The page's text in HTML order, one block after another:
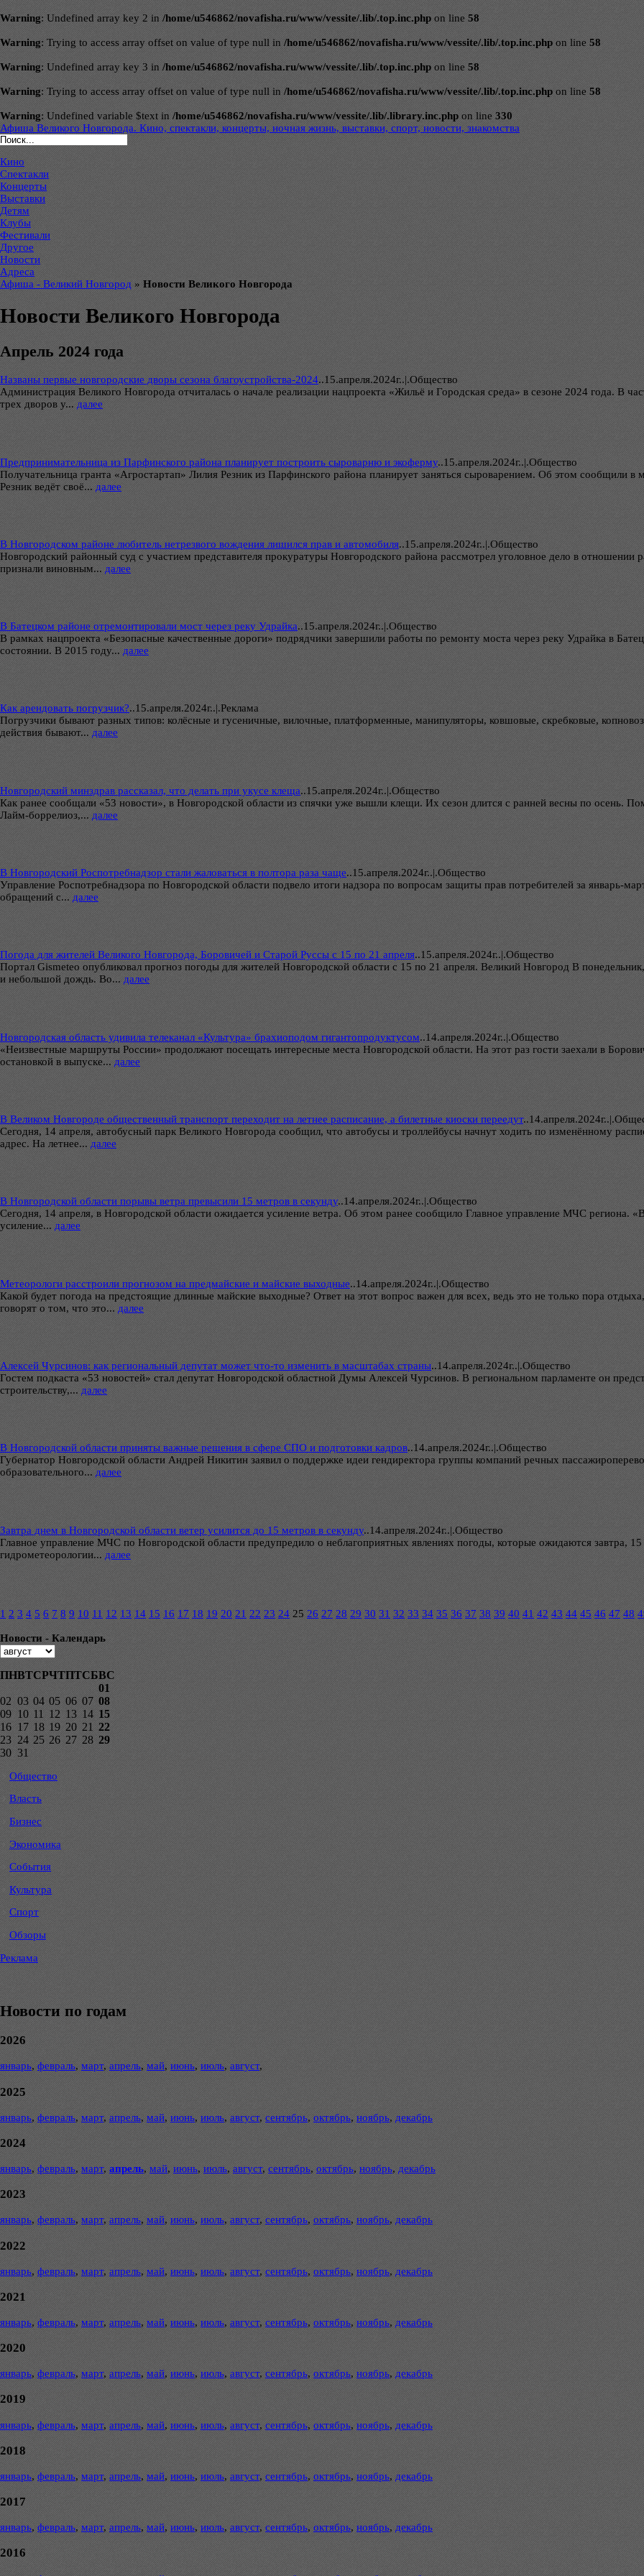
Warning: Undefined array key 2 in /home/u546862/novafisha.ru/www/vessite/.lib/.top.inc.php on line 58
Warning: Trying to access array offset on value of type null in /home/u546862/novafisha.ru/www/vessite/.lib/.top.inc.php on line 58
Warning: Undefined array key 3 in /home/u546862/novafisha.ru/www/vessite/.lib/.top.inc.php on line 58
Warning: Trying to access array offset on value of type null in /home/u546862/novafisha.ru/www/vessite/.lib/.top.inc.php on line 58
Warning: Undefined variable $text in /home/u546862/novafisha.ru/www/vessite/.lib/.library.inc.php on line 330
Афиша Великого Новгорода. Кино, спектакли, концерты, ночная жизнь, выставки, спорт, новости, знакомства
Кино
Спектакли
Концерты
Выставки
Детям
Клубы
Фестивали
Другое
Новости
Адреса
Афиша - Великий Новгород » Новости Великого Новгорода
Новости Великого Новгорода
Апрель 2024 года
Названы первые новгородские дворы сезона благоустройства-2024..15.апреля.2024г..|.Общество
Администрация Великого Новгорода отчиталась о начале реализации нацпроекта «Жильё и Городская среда» в сезоне 2024 года. В
трех дворов у... далее
Предпринимательница из Парфинского района планирует построить сыроварню и экоферму..15.апреля.2024г..|.Общество
Получательница гранта «Агростартап» Лилия Резник из Парфинского района планирует заняться сыроварением. Об этом сообщили в
Резник ведёт своё... далее
В Новгородском районе любитель нетрезвого вождения лишился прав и автомобиля..15.апреля.2024г..|.Общество
Новгородский районный суд с участием представителя прокуратуры Новгородского района рассмотрел уголовное дело в
признали виновным... далее
В Батецком районе отремонтировали мост через реку Удрайка..15.апреля.2024г..|.Общество
В рамках нацпроекта «Безопасные качественные дороги» подрядчики завершили работы по ремонту моста через реку Удрайка в
состоянии. В 2015 году... далее
Как арендовать погрузчик?..15.апреля.2024г..|.Реклама
Погрузчики бывают разных типов: колёсные и гусеничные, вилочные, платформенные, манипуляторы, ковшовые, скребковые,
действия бывают... далее
Новгородский минздрав рассказал, что делать при укусе клеща..15.апреля.2024г..|.Общество
Как ранее сообщали «53 новости», в Новгородской области из спячки уже вышли клещи. Их сезон длится с ранней весны по осень.
Лайм-боррелиоз,... далее
В Новгородский Роспотребнадзор стали жаловаться в полтора раза чаще..15.апреля.2024г..|.Общество
Управление Роспотребнадзора по Новгородской области подвело итоги надзора по вопросам защиты прав потребителей за январь-
обращений с... далее
Погода для жителей Великого Новгорода, Боровичей и Старой Руссы с 15 по 21 апреля..15.апреля.2024г..|.Общество
Портал Gismeteo опубликовал прогноз погоды для жителей Новгородской области с 15 по 21 апреля. Великий Новгород В
и небольшой дождь. Во... далее
Новгородская область удивила телеканал «Культура» брахиоподом гигантопродуктусом..14.апреля.2024г..|.Общество
«Неизвестные маршруты России» продолжают посещать интересные места Новгородской области. На этот раз гости заехали в
остановкой в выпуске... далее
В Великом Новгороде общественный транспорт переходит на летнее расписание, а билетные киоски переедут..
Сегодня, 14 апреля, автобусный парк Великого Новгорода сообщил, что автобусы и троллейбусы начнут ходить по изменённому
адрес. На летнее... далее
В Новгородской области порывы ветра превысили 15 метров в секунду..14.апреля.2024г..|.Общество
Сегодня, 14 апреля, в Новгородской области ожидается усиление ветра. Об этом ранее сообщило Главное управление МЧС региона.
усиление... далее
Метеорологи расстроили прогнозом на предмайские и майские выходные..14.апреля.2024г..|.Общество
Какой будет погода на предстоящие длинные майские выходные? Ответ на этот вопрос важен для всех, ведь это не только пора
говорят о том, что это... далее
Алексей Чурсинов: как региональный депутат может что-то изменить в масштабах страны..14.апреля.2024г..|.Общество
Гостем подкаста «53 новостей» стал депутат Новгородской областной Думы Алексей Чурсинов. В региональном парламенте он
строительству,... далее
В Новгородской области приняты важные решения в сфере СПО и подготовки кадров..14.апреля.2024г..|.Общество
Губернатор Новгородской области Андрей Никитин заявил о поддержке идеи гендиректора группы компаний речных
образовательного... далее
Завтра днем в Новгородской области ветер усилится до 15 метров в секунду..14.апреля.2024г..|.Общество
Главное управление МЧС по Новгородской области предупредило о неблагоприятных явлениях погоды, которые ожидаются завтра,
гидрометеорологии... далее
1 2 3 4 5 6 7 8 9 10 11 12 13 14 15 16 17 18 19 20 21 22 23 24 25 26 27 28 29 30 31 32 33 34 35 36 37 38 39 40 41 42 43 44 45 46 47 48
Новости - Календарь
ПНВТСРЧТПТСБВС
01
02 03 04 05 06 07 08
09 10 11 12 13 14 15
16 17 18 19 20 21
22
23 24 25 26 27 28 29
30 31
Общество
Власть
Бизнес
Экономика
События
Культура
Спорт
Обзоры
Реклама
Новости по годам
2026
январь, февраль, март, апрель, май, июнь, июль, август,
2025
январь, февраль, март, апрель, май, июнь, июль, август, сентябрь, октябрь, ноябрь, декабрь
2024
январь, февраль, март, апрель, май, июнь, июль, август, сентябрь, октябрь, ноябрь, декабрь
2023
январь, февраль, март, апрель, май, июнь, июль, август, сентябрь, октябрь, ноябрь, декабрь
2022
январь, февраль, март, апрель, май, июнь, июль, август, сентябрь, октябрь, ноябрь, декабрь
2021
январь, февраль, март, апрель, май, июнь, июль, август, сентябрь, октябрь, ноябрь, декабрь
2020
январь, февраль, март, апрель, май, июнь, июль, август, сентябрь, октябрь, ноябрь, декабрь
2019
январь, февраль, март, апрель, май, июнь, июль, август, сентябрь, октябрь, ноябрь, декабрь
2018
январь, февраль, март, апрель, май, июнь, июль, август, сентябрь, октябрь, ноябрь, декабрь
2017
январь, февраль, март, апрель, май, июнь, июль, август, сентябрь, октябрь, ноябрь, декабрь
2016